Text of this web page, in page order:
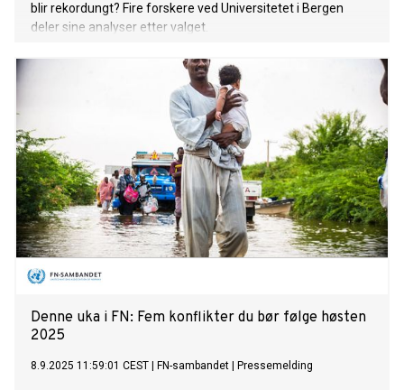
blir rekordungt? Fire forskere ved Universitetet i Bergen
deler sine analyser etter valget.
Denne uka i FN: Fem konflikter du bør følge høsten
2025
8.9.2025 11:59:01 CEST FN-sambandet Pressemelding